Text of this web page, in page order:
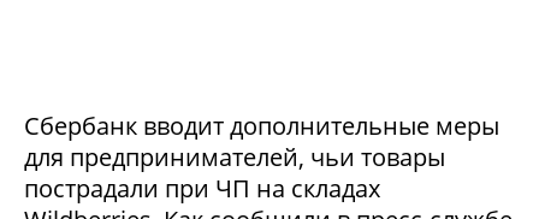
Сбербанк вводит дополнительные меры
для предпринимателей, чьи товары
пострадали при ЧП на складах